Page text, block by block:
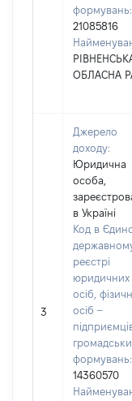
формувань:
21085816
ОБЛАСНА
3
Джерело
доходу:
Юридична
особа,
в Україні
Код в
реєстрі
юридичних
осіб,
осіб –
формувань:
14360570